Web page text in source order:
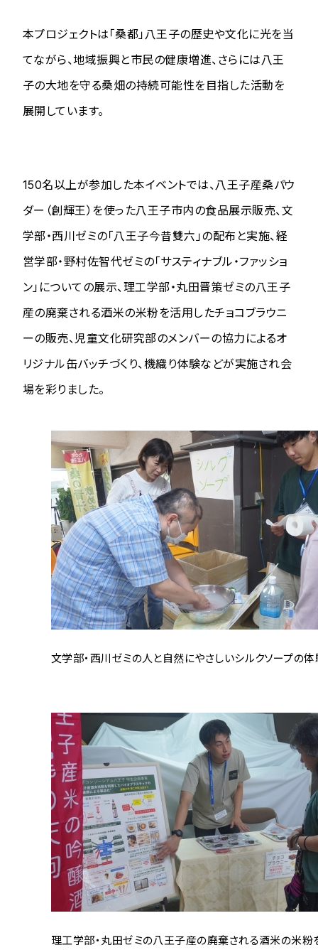
本プロジェクトは「桑都」八王子の歴史や文化に光を当
てながら、地域振興と市民の健康増進、さらには八王
子の大地を守る桑畑の持続可能性を目指した活動を
展開しています。
150名以上が参加した本イベントでは、八王子産桑パウ
ダー（創輝王）を使った八王子市内の食品展示販売、文
学部・西川ゼミの「八王子今昔雙六」の配布と実施、経
営学部・野村佐智代ゼミの「サスティナブル・ファッショ
ン」についての展示、理工学部・丸田晋策ゼミの八王子
産の廃棄される酒米の米粉を活用したチョコブラウニ
ーの販売、児童文化研究部のメンバーの協力によるオ
リジナル缶バッチづくり、機織り体験などが実施され会
場を彩りました。
文学部・西川ゼミの人と自然にやさしいシルクソープの
理工学部・丸田ゼミの八王子産の廃棄される酒米の米粉